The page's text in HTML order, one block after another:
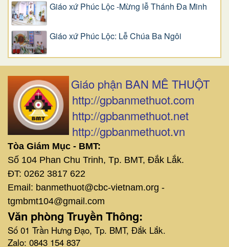
Giáo xứ Phúc Lộc -Mừng lễ Thánh Đa Minh
Giáo xứ Phúc Lộc: Lễ Chúa Ba Ngôi
Giáo phận BAN MÊ THUỘT
http://gpbanmethuot.com
http://gpbanmethuot.net
http://gpbanmethuot.vn
Tòa Giám Mục - BMT:
Số 104 Phan Chu Trinh, Tp. BMT, Đắk Lắk.
ĐT: 0262 3817 622
Email: banmethuot@cbc-vietnam.org -
tgmbmt104@gmail.com
Văn phòng Truyền Thông:
Số 01 Trần Hưng Đạo, Tp. BMT, Đắk Lắk.
Zalo: 0843 154 837